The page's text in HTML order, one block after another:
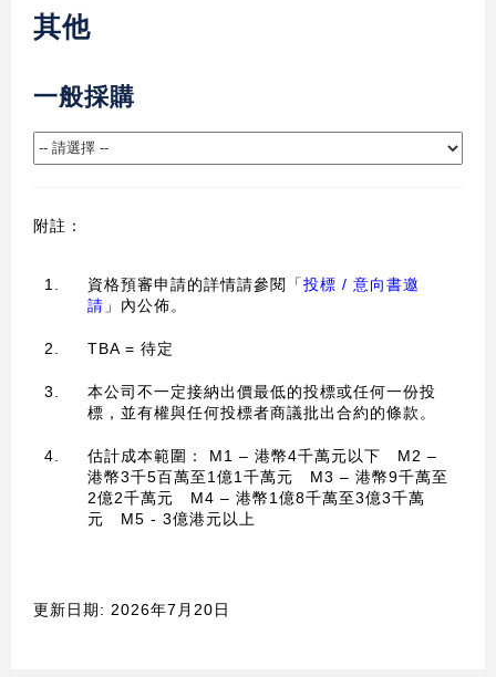
其他
一般採購
附註：
1. 資格預審申請的詳情請參閱「投標 / 意向書邀
請 」內公佈。
2. TBA = 待定
3.
本公司不一定接納出價最低的投標或任何一份投
標，並有權與任何投標者商議批出合約的條款。
4.
估計成本範圍： M1 – 港幣4千萬元以下 M2 –
港幣3千5百萬至1億1千萬元 M3 – 港幣9千萬至
2億2千萬元 M4 – 港幣1億8千萬至3億3千萬
元 M5 - 3億港元以上
更新日期: 2026年7月20日